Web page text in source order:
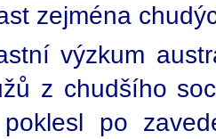
zejména
výzkum
z chudšího
po